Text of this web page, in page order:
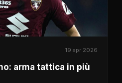
19 apr 2026
arma tattica in più